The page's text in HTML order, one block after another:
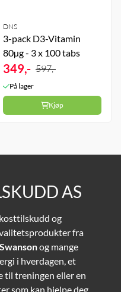
DNS
3-pack D3-Vitamin
80µg - 3 x 100 tabs
349,- 597,-
På lager
Kjøp
AS
og
fra
Swansonog mange
i hverdagen, et
til treningen eller en
som kan hjelpe deg